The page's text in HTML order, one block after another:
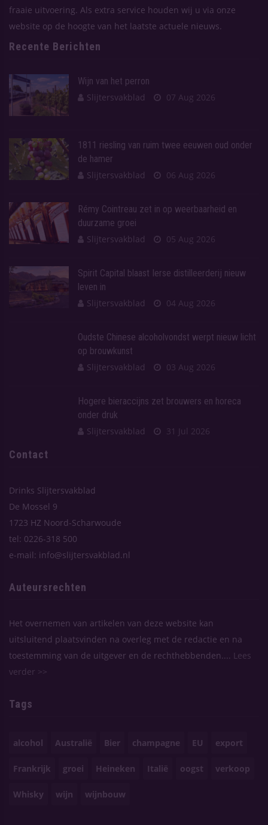
fraaie uitvoering. Als extra service houden wij u via onze
website op de hoogte van het laatste actuele nieuws.
Recente Berichten
Wijn van het perron
Slijtersvakblad
07 Aug 2026
1811 riesling van ruim twee eeuwen oud onder
de hamer
Slijtersvakblad
06 Aug 2026
Rémy Cointreau zet in op weerbaarheid en
duurzame groei
Slijtersvakblad
05 Aug 2026
Spirit Capital blaast Ierse distilleerderij nieuw
leven in
Slijtersvakblad
04 Aug 2026
Oudste Chinese alcoholvondst werpt nieuw licht
op brouwkunst
Slijtersvakblad
03 Aug 2026
Hogere bieraccijns zet brouwers en horeca
onder druk
Slijtersvakblad
31 Jul 2026
Contact
Drinks Slijtersvakblad
De Mossel 9
1723 HZ Noord-Scharwoude
tel: 0226-318 500
e-mail: info@slijtersvakblad.nl
Auteursrechten
Het overnemen van artikelen van deze website kan
uitsluitend plaatsvinden na overleg met de redactie en na
toestemming van de uitgever en de rechthebbenden....
Lees
verder >>
Tags
alcohol Australië Bier champagne EU export
Frankrijk groei Heineken Italië oogst verkoop
Whisky wijn wijnbouw